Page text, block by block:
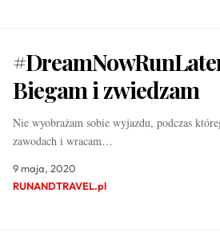
Biegam i zwiedzam
Nie wyobrażam sobie wyjazdu, podczas
zawodach i wracam…
9 maja, 2020
RUNANDTRAVEL.pl